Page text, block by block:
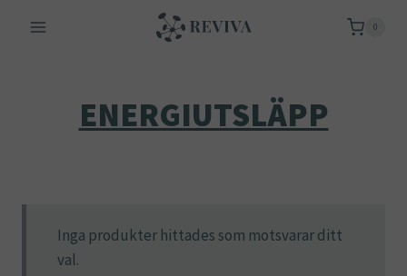
0
ENERGIUTSLÄPP
Inga produkter hittades som motsvarar ditt
val.